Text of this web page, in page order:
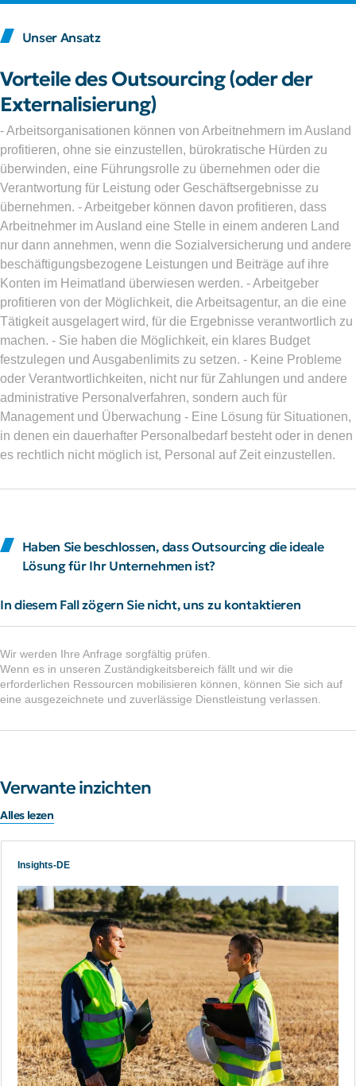
Unser Ansatz
Vorteile des Outsourcing (oder der
Externalisierung)
- Arbeitsorganisationen können von Arbeitnehmern im Ausland
profitieren, ohne sie einzustellen, bürokratische Hürden zu
überwinden, eine Führungsrolle zu übernehmen oder die
Verantwortung für Leistung oder Geschäftsergebnisse zu
übernehmen. - Arbeitgeber können davon profitieren, dass
Arbeitnehmer im Ausland eine Stelle in einem anderen Land
nur dann annehmen, wenn die Sozialversicherung und andere
beschäftigungsbezogene Leistungen und Beiträge auf ihre
Konten im Heimatland überwiesen werden. - Arbeitgeber
profitieren von der Möglichkeit, die Arbeitsagentur, an die eine
Tätigkeit ausgelagert wird, für die Ergebnisse verantwortlich zu
machen. - Sie haben die Möglichkeit, ein klares Budget
festzulegen und Ausgabenlimits zu setzen. - Keine Probleme
oder Verantwortlichkeiten, nicht nur für Zahlungen und andere
administrative Personalverfahren, sondern auch für
Management und Überwachung - Eine Lösung für Situationen,
in denen ein dauerhafter Personalbedarf besteht oder in denen
es rechtlich nicht möglich ist, Personal auf Zeit einzustellen.
Haben Sie beschlossen, dass Outsourcing die ideale
Lösung für Ihr Unternehmen ist?
In diesem Fall zögern Sie nicht, uns zu kontaktieren
Wir werden Ihre Anfrage sorgfältig prüfen.
Wenn es in unseren Zuständigkeitsbereich fällt und wir die
erforderlichen Ressourcen mobilisieren können, können Sie sich auf
eine ausgezeichnete und zuverlässige Dienstleistung verlassen.
Verwante inzichten
Alles lezen
Insights-DE